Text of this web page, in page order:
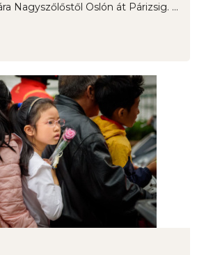
Nagyszőlőstől Oslón át Párizsig. ...